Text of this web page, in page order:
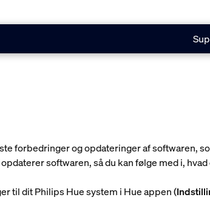
forbedringer og opdateringer af softwaren,
softwaren, så du kan følge med i, hvad
til dit Philips Hue system i Hue appen (